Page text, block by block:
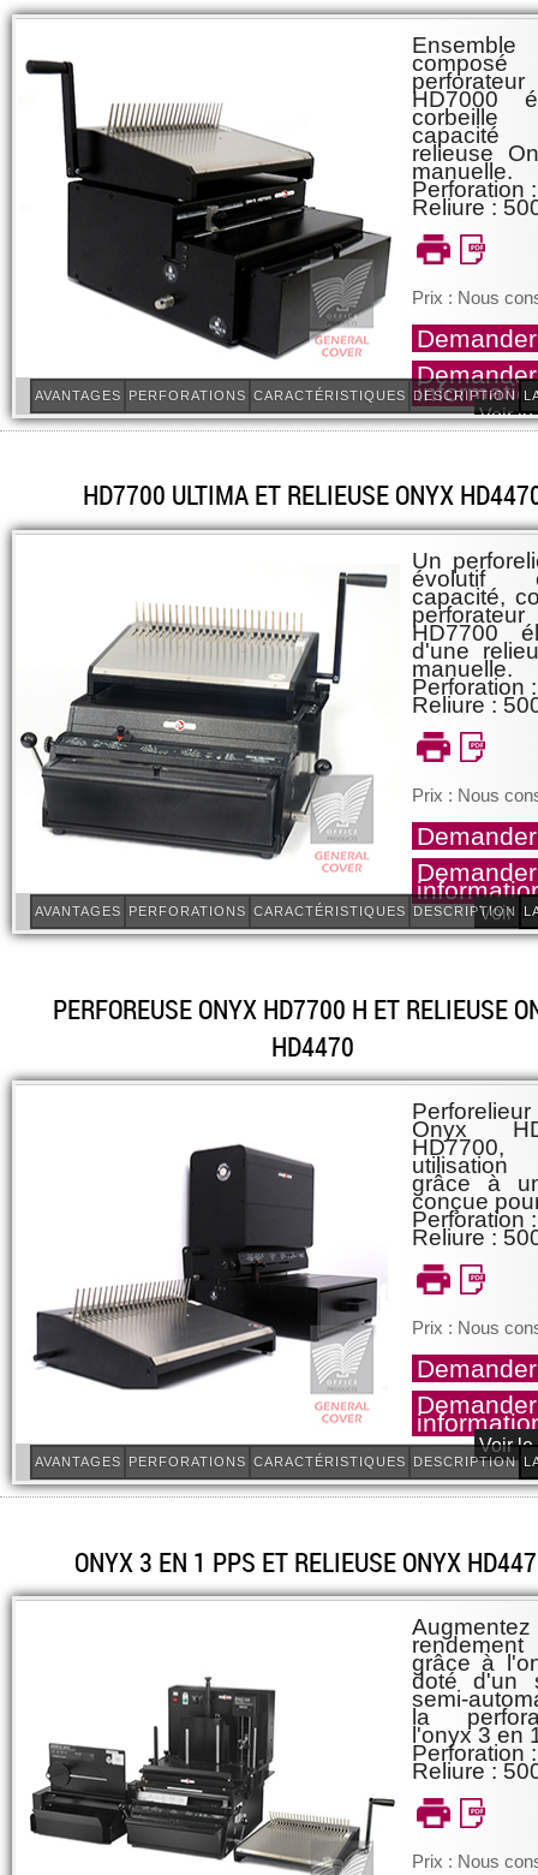
DESCRIPTION
CARACTÉRISTIQUES
PERFORATIONS
AVANTAGES
HD7000
relieuse
manuelle.
Perforation
Reliure :
Prix : Nous
Voir le
HD7700 ULTIMA ET RELIEUSE ONYX
DESCRIPTION
CARACTÉRISTIQUES
PERFORATIONS
AVANTAGES
Un
évolutif
capacité,
HD7700
d'une
manuelle.
Perforation
Reliure :
Prix : Nous
Voir le
PERFOREUSE ONYX HD7700 H ET RELIEUSE
HD4470
DESCRIPTION
CARACTÉRISTIQUES
PERFORATIONS
AVANTAGES
Onyx
utilisation
grâce à
conçue
Perforation
Reliure :
Prix : Nous
Voir le
ONYX 3 EN 1 PPS ET RELIEUSE ONYX
grâce à
doté d'un
semi-
la
l'onyx 3 en
Perforation
Reliure :
Prix : Nous